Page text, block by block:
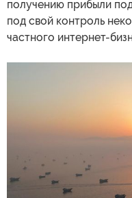
получению прибыли
под свой контроль
частного интернет-